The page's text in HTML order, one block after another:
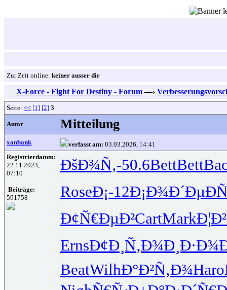
Zur Zeit online: keiner ausser dir
X-Force - Fight For Destiny - Forum —›
Seite: << [1] [2] 3
Autor Mitteilung
xanbank verfasst am: 03.03.2026, 14:41
Registrierdatum:
22.11.2023,
07:10
Beiträge:
591758
ÐšÐ¾Ñ‚-50.6BettBett
RoseÐ¡-12Ð¡Ð¾Ð´Ðµ
Ð¢Ñ€ÐµÐ²CartMark
ErnsÐ¢Ð¸Ñ‚Ð¾
BeatWilhÐ°Ð²Ñ‚Ð¾Haro